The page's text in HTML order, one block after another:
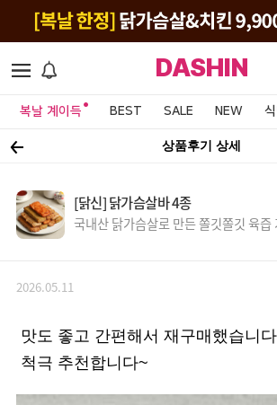
DASHIN
복날 계이득 BEST SALE NEW
상품후기 상세
[닭신] 닭가슴살바 4종
국내산 닭가슴살로 만든 쫄깃쫄깃 육즙
2026.05.11
맛도 좋고 간편해서 재구매했습니
척극 추천합니다~